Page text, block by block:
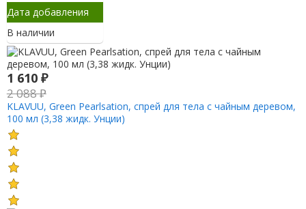
Дата добавления
В наличии
1 610 ₽
2 088₽
KLAVUU, Green Pearlsation, спрей для тела с чайным деревом,
100 мл (3,38 жидк. Унции)